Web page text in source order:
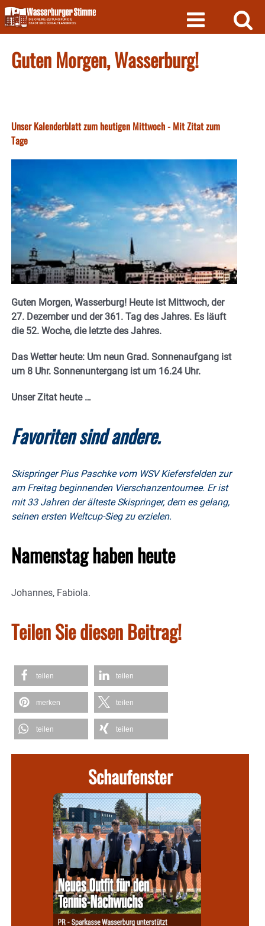
Skip
to
content
Guten Morgen, Wasserburg!
Unser Kalenderblatt zum heutigen Mittwoch - Mit Zitat zum
Tage
Guten Morgen, Wasserburg! Heute ist Mittwoch, der
27. Dezember und der 361. Tag des Jahres. Es läuft
die 52. Woche, die letzte des Jahres.
Das Wetter heute: Um neun Grad. Sonnenaufgang ist
um 8 Uhr. Sonnenuntergang ist um 16.24 Uhr.
Unser Zitat heute …
Favoriten sind andere.
Skispringer Pius Paschke vom WSV Kiefersfelden zur
am Freitag beginnenden Vierschanzentournee. Er ist
mit 33 Jahren der älteste Skispringer, dem es gelang,
seinen ersten Weltcup-Sieg zu erzielen.
Namenstag haben heute
Johannes, Fabiola.
Teilen Sie diesen Beitrag!
teilen teilen
merken teilen
teilen teilen
Schaufenster